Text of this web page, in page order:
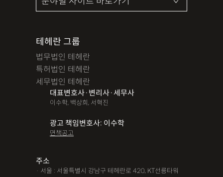
테헤란 그룹
법무법인 테헤란
특허법인 테헤란
세무법인 테헤란
대표변호사·변리사·세무사
이수학, 백상희, 서혁진
광고 책임변호사: 이수학
면책공고
주소
· 서울 : 서울특별시 강남구 테헤란로 420, KT선릉타워